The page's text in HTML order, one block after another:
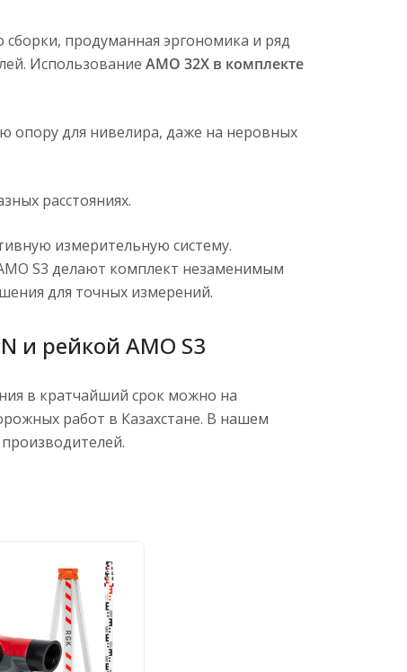
продуманная эргономика и ряд
Использование AMO 32X в комплекте
опору для нивелира, даже на неровных
расстояниях.
измерительную систему.
S3 делают комплект незаменимым
для точных измерений.
и рейкой AMO S3
в кратчайший срок можно на
работ в Казахстане. В нашем